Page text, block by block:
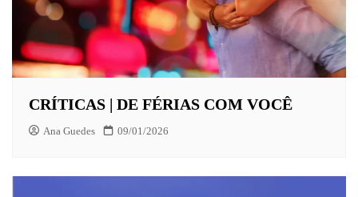
CRÍTICAS | DE FÉRIAS COM VOCÊ
Ana Guedes 09/01/2026